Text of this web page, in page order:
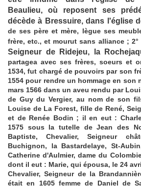
Beaulieu, où reposent ses
décède à Bressuire, dans l'église
de ses père et mère, lègue ses
frère, etc., et mourut sans alliance ; 2°
Seigneur de Ridejeu, la
partagea avec ses frères, soeurs et
1534, fut chargé de pouvoirs par son
1554 pour rendre un hommage en son
mars 1566 dans un aveu rendu par
de Guy du Vergier, au nom de son
Louise de La Forest, fille de René,
et de Renée Bodin ; il en eut :
1575 sous la tutelle de Jean des
Baptiste, Chevalier, Seigneur
Buchignon, la Bastardelaye, St-
Catherine d'Aulmier, dame du
dont il eut : Marie, qui épousa, le 24
Chevalier, Seigneur de la
était en 1605 femme de Daniel de